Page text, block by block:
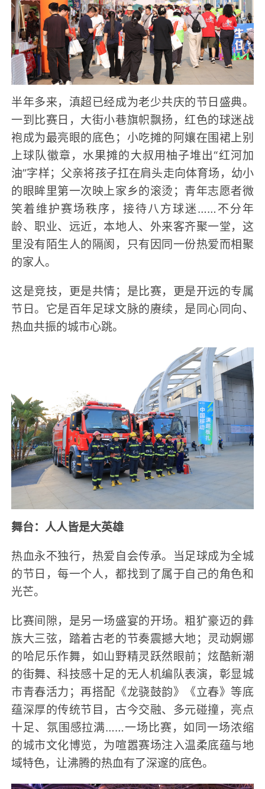
半年多来，滇超已经成为老少共庆的节日盛典。
一到比赛日，大街小巷旗帜飘扬，红色的球迷战
袍成为最亮眼的底色；小吃摊的阿孃在围裙上别
上球队徽章，水果摊的大叔用柚子堆出“红河加
油”字样；父亲将孩子扛在肩头走向体育场，幼小
的眼眸里第一次映上家乡的滚烫；青年志愿者微
笑着维护赛场秩序，接待八方球迷……不分年
龄、职业、远近，本地人、外来客齐聚一堂，这
里没有陌生人的隔阂，只有因同一份热爱而相聚
的家人。
这是竞技，更是共情；是比赛，更是开远的专属
节日。它是百年足球文脉的赓续，是同心同向、
热血共振的城市心跳。
舞台：人人皆是大英雄
热血永不独行，热爱自会传承。当足球成为全城
的节日，每一个人，都找到了属于自己的角色和
光芒。
比赛间隙，是另一场盛宴的开场。粗犷豪迈的彝
族大三弦，踏着古老的节奏震撼大地；灵动婀娜
的哈尼乐作舞，如山野精灵跃然眼前；炫酷新潮
的街舞、科技感十足的无人机编队表演，彰显城
市青春活力；再搭配《龙骁鼓韵》《立春》等底
蕴深厚的传统节目，古今交融、多元碰撞，亮点
十足、氛围感拉满……一场比赛，如同一场浓缩
的城市文化博览，为喧嚣赛场注入温柔底蕴与地
域特色，让沸腾的热血有了深邃的底色。